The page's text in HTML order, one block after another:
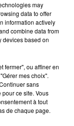
votre accord
may
data to offer
information actively
combine data from
devices based on
fermer", ou affiner en
mes choix".
sans
ce site. Vous
à tout
de chaque page.